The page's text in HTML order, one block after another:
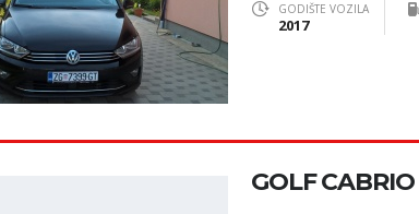
GODIŠTE VOZILA
2017
GOLF CABRIO